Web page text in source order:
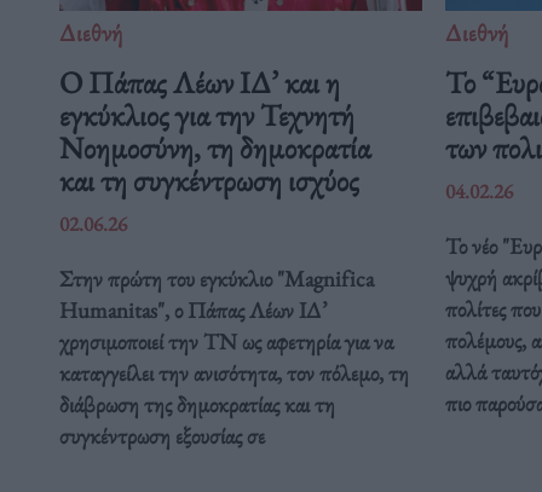
Διεθνή
Ο Πάπας Λέων ΙΔ’ και η
εγκύκλιος για την Τεχνητή
Νοημοσύνη, τη δημοκρατία
και τη συγκέντρωση ισχύος
02.06.26
Στην πρώτη του εγκύκλιο "Magnifica
Humanitas", ο Πάπας Λέων ΙΔ’
χρησιμοποιεί την ΤΝ ως αφετηρία για να
καταγγείλει την ανισότητα, τον πόλεμο, τη
διάβρωση της δημοκρατίας και τη
συγκέντρωση εξουσίας σε
Διεθνή
Το
των
04.02.26
Το νέο
ψυχρή
πολίτες
πολέμους,
αλλά
πιο